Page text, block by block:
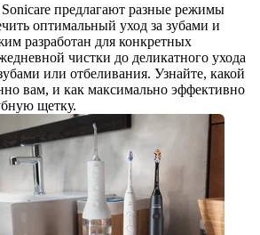
предлагают разные режимы
оптимальный уход за зубами и
разработан для конкретных
чистки до деликатного ухода
или отбеливания. Узнайте, какой
вам, и как максимально эффективно
щетку.